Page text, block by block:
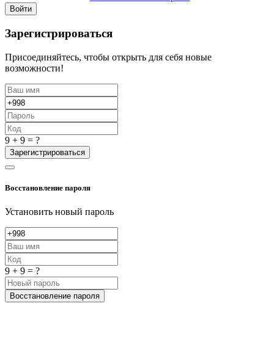
Войти
Зарегистрироваться
Присоединяйтесь, чтобы открыть для себя новые
возможности!
9 + 9 = ?
Зарегистрироваться
Восстановление пароля
Установить новый пароль
9 + 9 = ?
Восстановление пароля